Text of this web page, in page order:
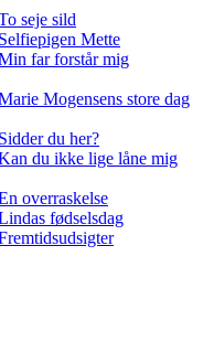
seje sild
Mette
far forstår mig
Mogensens store dag
du her?
du ikke lige låne mig
overraskelse
fødselsdag